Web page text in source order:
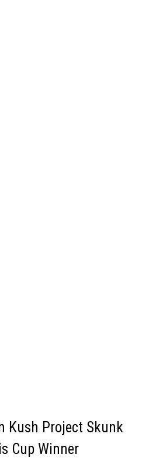
Kush Project Skunk
Cup Winner